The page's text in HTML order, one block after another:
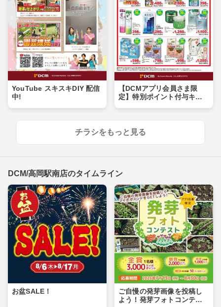
YouTube スキスキDIY 配信
中!
【DCMアプリ会員さま限
定】特別ポイント付与キャ
チラシをもっと見る
DCM/高岡駅南店のタイムライン
お盆SALE！
ご自慢の発芽画像を投稿し
よう！発芽フォトコンテス